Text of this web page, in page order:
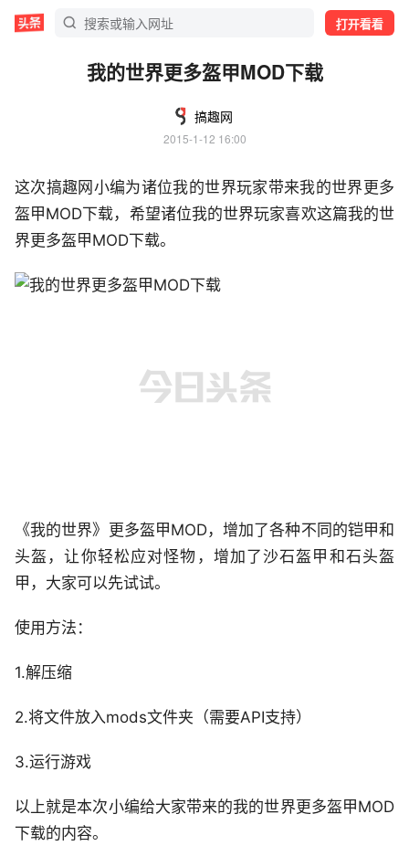
打开看看
我的世界更多盔甲MOD下载
搞趣网
2015-1-12 16:00
这次搞趣网小编为诸位我的世界玩家带来我的世界更多
盔甲MOD下载，希望诸位我的世界玩家喜欢这篇我的世
界更多盔甲MOD下载。
《我的世界》更多盔甲MOD，增加了各种不同的铠甲和
头盔，让你轻松应对怪物，增加了沙石盔甲和石头盔
甲，大家可以先试试。
使用方法：
1.解压缩
2.将文件放入mods文件夹（需要API支持）
3.运行游戏
以上就是本次小编给大家带来的我的世界更多盔甲MOD
下载的内容。